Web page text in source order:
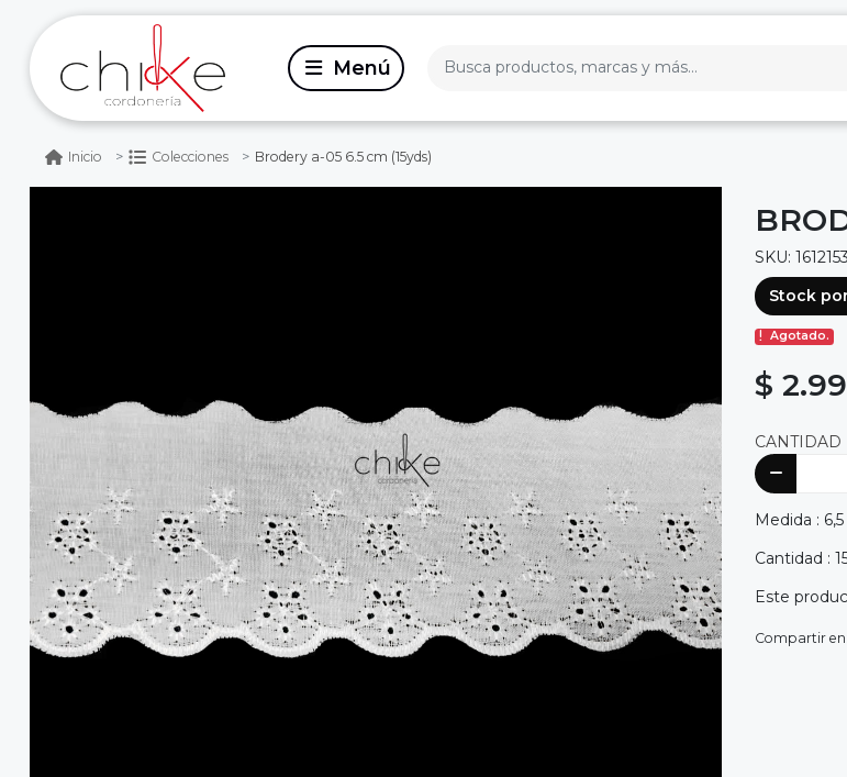
Inicio Colecciones Brodery a-05 6.5 cm (15yds)
SKU:
Stock
Agotado.
$
CANTIDAD
Medida :
Cantidad :
Este
Compartir en: